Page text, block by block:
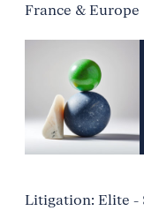
France & Europe
Litigation: Elite -